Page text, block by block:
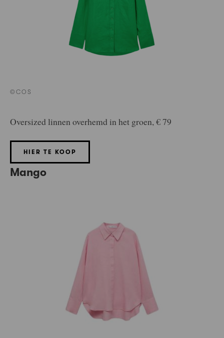
©COS
Oversized linnen overhemd in het groen, € 79
HIER TE KOOP
Mango